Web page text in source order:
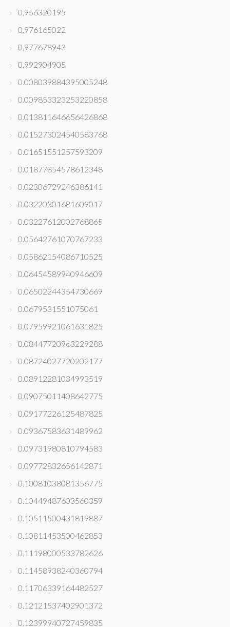
0,956320195
0,976165022
0,977678943
0,992904905
0.008039884395005248
0.009853323253220858
0.013811646656426868
0.015273024540583768
0.01651551257593209
0.01877854578612348
0.02306729246386141
0.03220301681609017
0.03227612002768865
0.05642761070767233
0.05862154086710525
0.06454589940946609
0.06502244354730669
0.0679531551075061
0.07959921061631825
0.08447720963229288
0.08724027720202177
0.08912281034993519
0.09075011408642775
0.09177226125487825
0.09367583631489962
0.09731980810794583
0.09772832656142871
0.10081038081356775
0.10449487603560359
0.10511500431819887
0.10811453500462853
0.11198000533782626
0.11458938240360794
0.11706339164482527
0.12121537402901372
0.12399940727459835